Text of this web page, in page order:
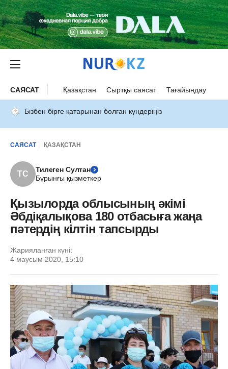
САЯСАТ Қазақстан Сыртқы саясат Тағайындау
Бізбен бірге қатарынан болған күндеріңіз
САЯСАТ ҚАЗАҚСТАН
ТС
Тилеген Султан
Бұрынғы қызметкер
Қызылорда облысының әкімі
Әбдіқалықова 180 отбасыға жаңа
пәтердің кілтін тапсырды
Жарияланған күні:
4 маусым 2020, 15:10